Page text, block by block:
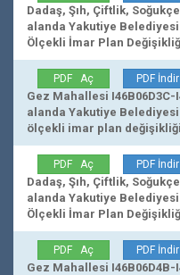
Dadaş, Şıh, Çiftlik,
alanda Yakutiye
Ölçekli İmar Plan
PDF Aç PDF İndir
Gez Mahallesi I46B06D3C-
alanda Yakutiye
ölçekli imar plan değişikliği
PDF Aç PDF İndir
Dadaş, Şıh, Çiftlik,
alanda Yakutiye
Ölçekli İmar Plan
PDF Aç PDF İndir
Gez Mahallesi I46B06D4B-